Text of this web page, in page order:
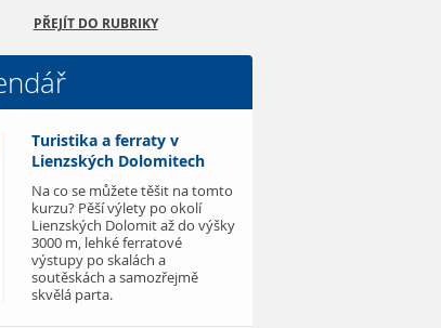
PŘEJÍT DO RUBRIKY
Turistika a ferraty v
Lienzských Dolomitech
Na co se můžete těšit na tomto
kurzu? Pěší výlety po okolí
Lienzských Dolomit až do výšky
3000 m, lehké ferratové
výstupy po skalách a
soutěskách a samozřejmě
skvělá parta.